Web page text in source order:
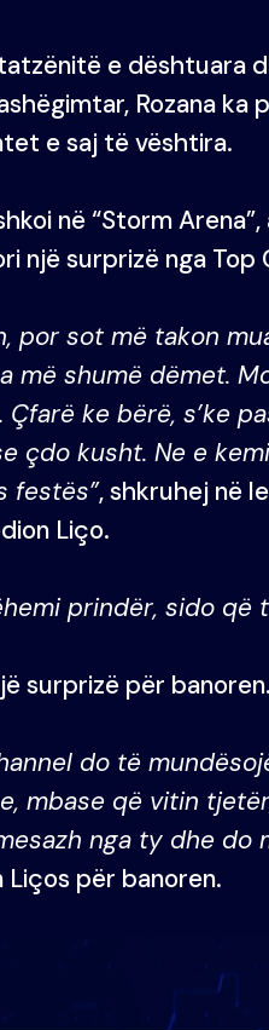
e dështuara
Rozana ka
e saj të vështira.
në “Storm
një surprizë nga Top
por sot më takon
shumë dëmet.
ke bërë, s’ke
çdo kusht. Ne e
festës”, shkruhej në
Liço.
prindër, sido që
surprizë për banoren.
do të
mbase që vitin
nga ty dhe do
Liços për banoren.